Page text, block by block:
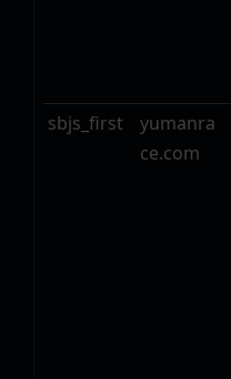
sbjs_first
yumanra
ce.com